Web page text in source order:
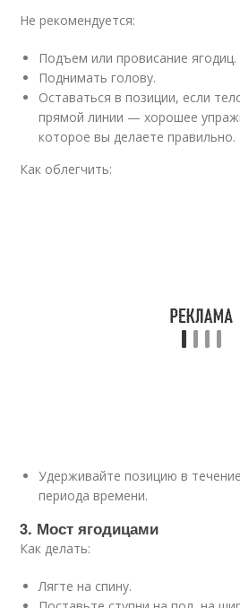
Не рекомендуется:
Подъем или провисание ягодиц.
Поднимать голову.
Оставаться в позиции, если
прямой линии — хорошее
которое вы делаете правильно.
Как облегчить:
Удерживайте позицию в
периода времени.
3. Мост ягодицами
Как делать:
Лягте на спину.